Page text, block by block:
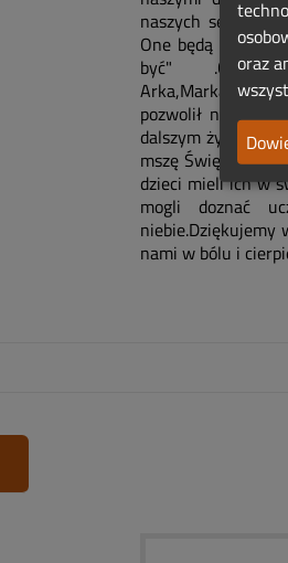
naszych sercach
One będą się
być"
pozwolił nam
dalszym życiu -
mszę Świętą, aby
dzieci mieli ich w
mogli doznać
niebie.Dziękujemy
nami w bólu i
oraz